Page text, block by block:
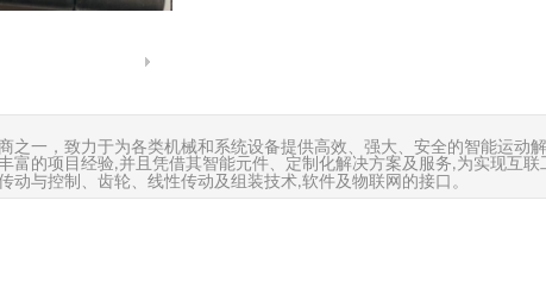
之一，致力于为各类机械和系统设备提供高效、强大、安全的智能运动
富的项目经验,并且凭借其智能元件、定制化解决方案及服务,为实现互联
动与控制、齿轮、线性传动及组装技术,软件及物联网的接口。